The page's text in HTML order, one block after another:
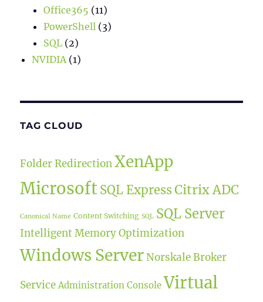
Office365 (11)
PowerShell (3)
SQL (2)
NVIDIA (1)
TAG CLOUD
Folder Redirection XenApp
MicrosoftSQL ExpressCitrix ADC
Canonical Name Content Switching SQL SQL Server
Intelligent Memory Optimization
Windows Server Norskale Broker
Service Administration Console Virtual